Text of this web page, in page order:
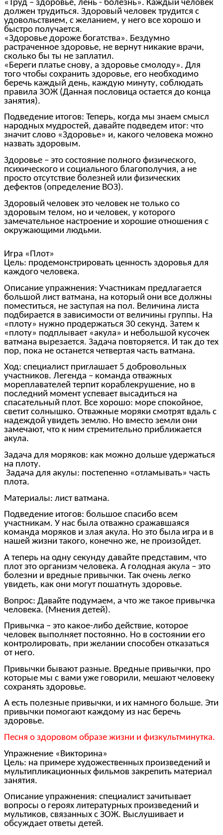
«Труд – здоровье, лень - болезнь». Каждый человек
должен трудиться. Здоровый человек трудится с
удовольствием, с желанием, у него все хорошо и
быстро получается.
«Здоровье дороже богатства». Бездумно
растраченное здоровье, не вернут никакие врачи,
сколько бы ты не заплатил.
«Береги платье снову, а здоровье смолоду». Для
того чтобы сохранить здоровье, его необходимо
беречь каждый день, каждую минуту, соблюдать
правила ЗОЖ (Данная пословица остается до конца
занятия).
Подведение итогов: Теперь, когда мы знаем смысл
народных мудростей, давайте подведем итог: что
значит слово «Здоровье» и, какого человека можно
назвать здоровым.
Здоровье – это состояние полного физического,
психического и социального благополучия, а не
просто отсутствие болезней или физических
дефектов (определение ВОЗ).
Здоровый человек это человек не только со
здоровым телом, но и человек, у которого
замечательное настроение и хорошие отношения с
окружающими людьми.
Игра «Плот»
Цель: продемонстрировать ценность здоровья для
каждого человека.
Описание упражнения: Участникам предлагается
большой лист ватмана, на который они все должны
поместиться, не заступая на пол. Величина листа
подбирается в зависимости от величины группы. На
«плоту» нужно продержаться 30 секунд. Затем к
«плоту» подплывает «акула» и небольшой кусочек
ватмана вырезается. Задача повторяется. И так до тех
пор, пока не останется четвертая часть ватмана.
Ход: специалист приглашает 5 добровольных
участников. Легенда – команда отважных
мореплавателей терпит кораблекрушение, но в
последний момент успевает высадиться на
спасательный плот. Все хорошо: море спокойное,
светит солнышко. Отважные моряки смотрят вдаль с
надеждой увидеть землю. Но вместо земли они
замечают, что к ним стремительно приближается
акула.
Задача для моряков: как можно дольше удержаться
на плоту.
Задача для акулы: постепенно «отламывать» часть
плота.
Материалы: лист ватмана.
Подведение итогов: большое спасибо всем
участникам. У нас была отважно сражавшаяся
команда моряков и злая акула. Но это была игра и в
нашей жизни такого, конечно же, не произойдет.
А теперь на одну секунду давайте представим, что
плот это организм человека. А голодная акула – это
болезни и вредные привычки. Так очень легко
увидеть, как они могут пошатнуть здоровье.
Вопрос: Давайте подумаем, а что же такое привычка
человека. (Мнения детей).
Привычка – это какое-либо действие, которое
человек выполняет постоянно. Но в состоянии его
контролировать, при желании способен отказаться
от него.
Привычки бывают разные. Вредные привычки, про
которые мы с вами уже говорили, мешают человеку
сохранять здоровье.
А есть полезные привычки, и их намного больше. Эти
привычки помогают каждому из нас беречь
здоровье.
Песня о здоровом образе жизни и физкультминутка.
Упражнение «Викторина»
Цель: на примере художественных произведений и
мультипликационных фильмов закрепить материал
занятия.
Описание упражнения: специалист зачитывает
вопросы о героях литературных произведений и
мультиков, связанных с ЗОЖ. Выслушивает и
обсуждает ответы детей.